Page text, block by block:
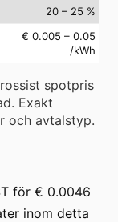
20 – 25 %
€ 0.005 – 0.05
/kWh
spotpris
Exakt
och avtalstyp.
för € 0.0046
inom detta